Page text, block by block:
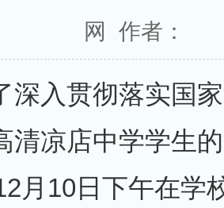
网 作者：
入贯彻落实国家
清凉店中学学生
月10日下午在学